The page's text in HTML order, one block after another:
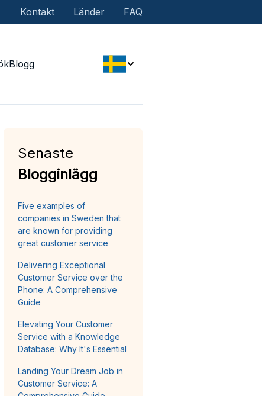
Kontakt Länder FAQ
Blogg
Senaste
Blogginlägg
Five examples of
companies in Sweden that
are known for providing
great customer service
Delivering Exceptional
Customer Service over the
Phone: A Comprehensive
Guide
Elevating Your Customer
Service with a Knowledge
Database: Why It's Essential
Landing Your Dream Job in
Customer Service: A